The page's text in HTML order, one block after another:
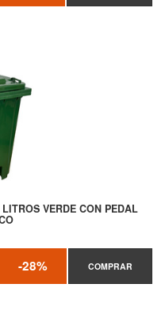
VERDE CON PEDAL
-28% COMPRAR